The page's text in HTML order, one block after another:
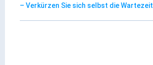
– Verkürzen Sie sich selbst die Wartezeit